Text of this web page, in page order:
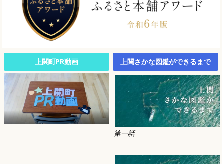
上関町PR動画 上関さかな図鑑ができるまで
第一話